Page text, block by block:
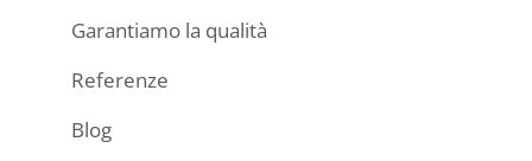
Garantiamo la qualità
Referenze
Blog